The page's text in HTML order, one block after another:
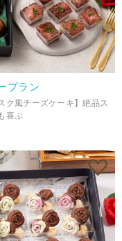
プラン
ク風チーズケーキ】絶品ス
喜ぶ